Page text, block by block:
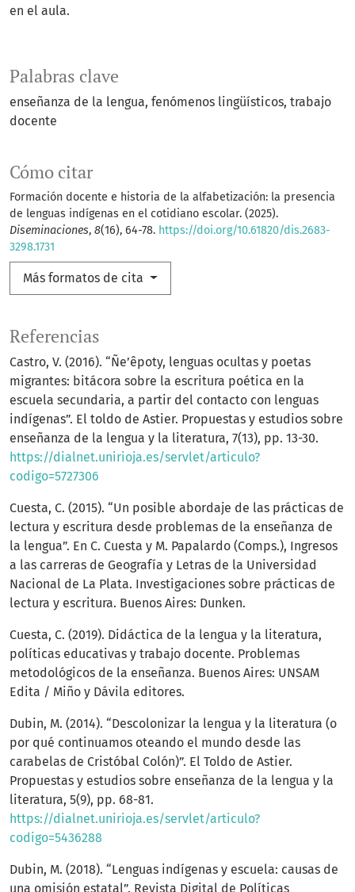
Palabras clave
enseñanza de la lengua fenómenos lingüísticos trabajo
docente
Cómo citar
Formación docente e historia de la alfabetización: la presencia
de lenguas indígenas en el cotidiano escolar. (2025).
Diseminaciones, 8(16), 64-78. https://doi.org/10.61820/dis.2683-
3298.1731
Más formatos de cita
en el aula.
Referencias
Castro, V. (2016). “Ñe’êpoty, lenguas ocultas y poetas
migrantes: bitácora sobre la escritura poética en la
escuela secundaria, a partir del contacto con lenguas
indígenas”. El toldo de Astier. Propuestas y estudios sobre
enseñanza de la lengua y la literatura, 7(13), pp. 13-30.
https://dialnet.unirioja.es/servlet/articulo?
codigo=5727306
Cuesta, C. (2015). “Un posible abordaje de las prácticas de
lectura y escritura desde problemas de la enseñanza de
la lengua”. En C. Cuesta y M. Papalardo (Comps.), Ingresos
a las carreras de Geografía y Letras de la Universidad
Nacional de La Plata. Investigaciones sobre prácticas de
lectura y escritura. Buenos Aires: Dunken.
Cuesta, C. (2019). Didáctica de la lengua y la literatura,
políticas educativas y trabajo docente. Problemas
metodológicos de la enseñanza. Buenos Aires: UNSAM
Edita / Miño y Dávila editores.
Dubin, M. (2014). “Descolonizar la lengua y la literatura (o
por qué continuamos oteando el mundo desde las
carabelas de Cristóbal Colón)”. El Toldo de Astier.
Propuestas y estudios sobre enseñanza de la lengua y la
literatura, 5(9), pp. 68-81.
https://dialnet.unirioja.es/servlet/articulo?
codigo=5436288
Dubin, M. (2018). “Lenguas indígenas y escuela: causas de
una omisión estatal”. Revista Digital de Políticas